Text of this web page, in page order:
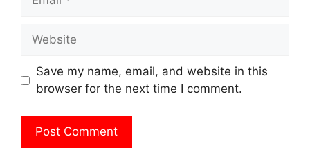
Website
Save my name, email, and website in this
browser for the next time I comment.